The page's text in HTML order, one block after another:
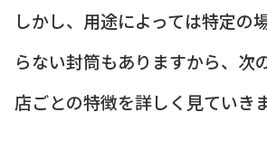
しかし、用途によっては特定の
らない封筒もありますから、次
店ごとの特徴を詳しく見ていき